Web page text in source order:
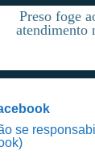
Preso foge
atendimento
se